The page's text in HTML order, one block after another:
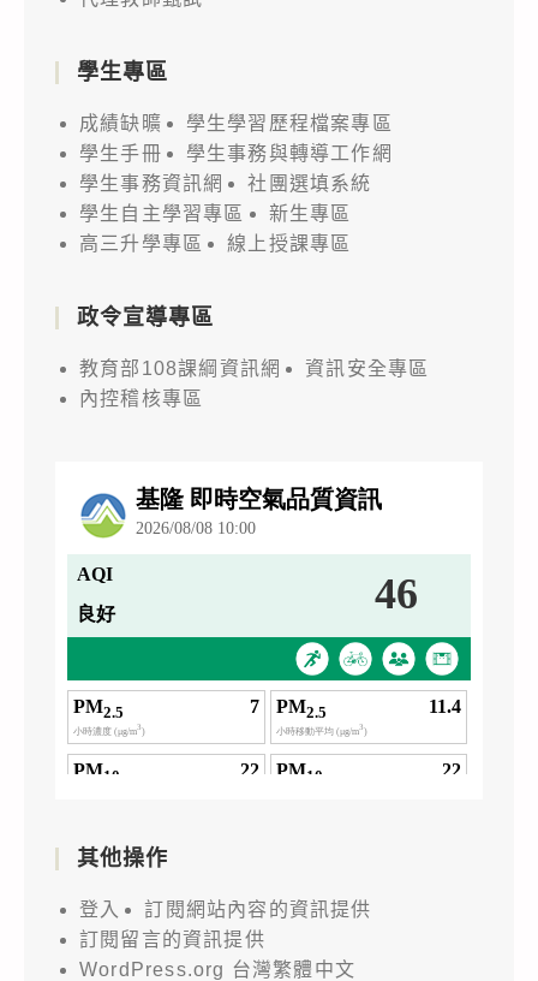
學生專區
成績缺曠
學生學習歷程檔案專區
學生手冊
學生事務與轉導工作網
學生事務資訊網
社團選填系統
學生自主學習專區
新生專區
高三升學專區
線上授課專區
政令宣導專區
教育部108課綱資訊網
資訊安全專區
內控稽核專區
其他操作
登入
訂閱網站內容的資訊提供
訂閱留言的資訊提供
WordPress.org 台灣繁體中文